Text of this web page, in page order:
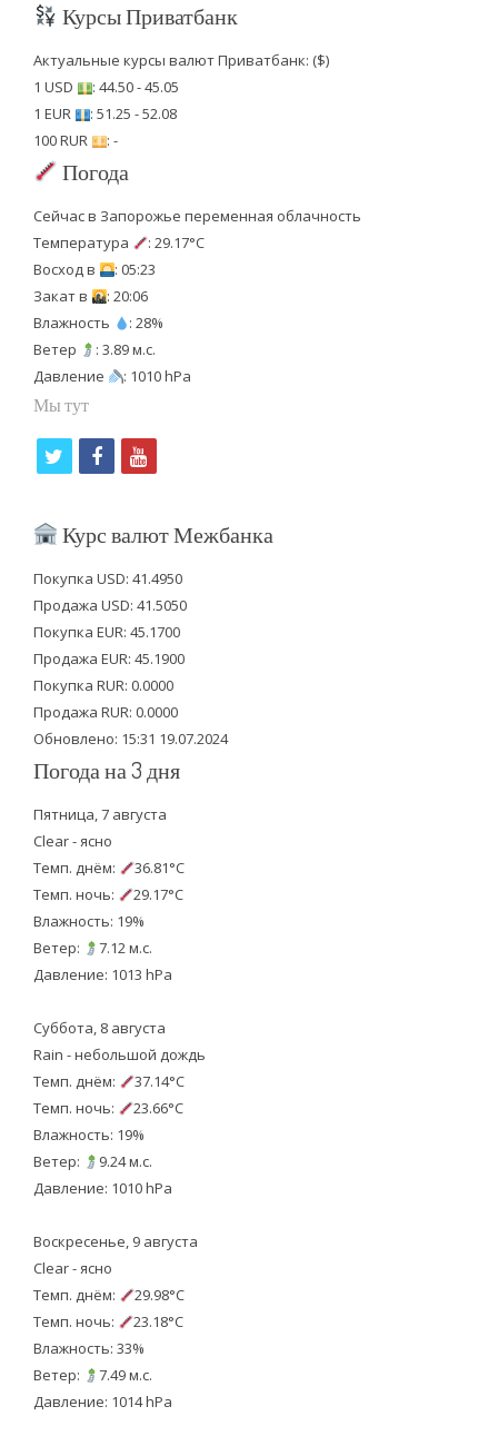
Курсы Приватбанк
Актуальные курсы валют Приватбанк: ($)
1 USD
: 44.50 - 45.05
1 EUR
: 51.25 - 52.08
100 RUR
: -
Погода
Сейчас в Запорожье переменная облачность
Температура
: 29.17°C
Восход в
: 05:23
Закат в
: 20:06
Влажность
: 28%
Ветер
: 3.89 м.с.
Давление
: 1010 hPa
Мы тут
i
t
e
r
f
c
b
o
o
k
y
u
u
b
e
Курс валют Межбанка
Покупка USD: 41.4950
Продажа USD: 41.5050
Покупка EUR: 45.1700
Продажа EUR: 45.1900
Покупка RUR: 0.0000
Продажа RUR: 0.0000
Обновлено: 15:31 19.07.2024
Погода на 3 дня
Пятница, 7 августа
Clear - ясно
Темп. днём:
36.81°C
Темп. ночь:
29.17°C
Влажность: 19%
Ветер:
7.12 м.с.
Давление: 1013 hPa
Суббота, 8 августа
Rain - небольшой дождь
Темп. днём:
37.14°C
Темп. ночь:
23.66°C
Влажность: 19%
Ветер:
9.24 м.с.
Давление: 1010 hPa
Воскресенье, 9 августа
Clear - ясно
Темп. днём:
29.98°C
Темп. ночь:
23.18°C
Влажность: 33%
Ветер:
7.49 м.с.
Давление: 1014 hPa